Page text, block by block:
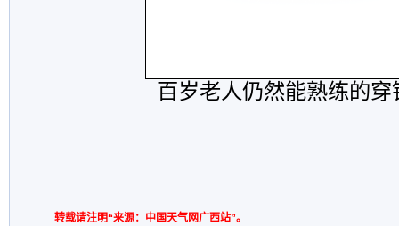
百岁老人仍然能熟练的穿
转载请注明“来源：中国天气网广西站”。